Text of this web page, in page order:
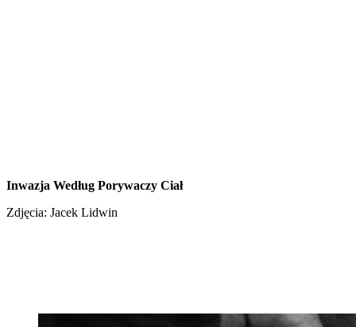
Inwazja Według Porywaczy Ciał
Zdjęcia: Jacek Lidwin